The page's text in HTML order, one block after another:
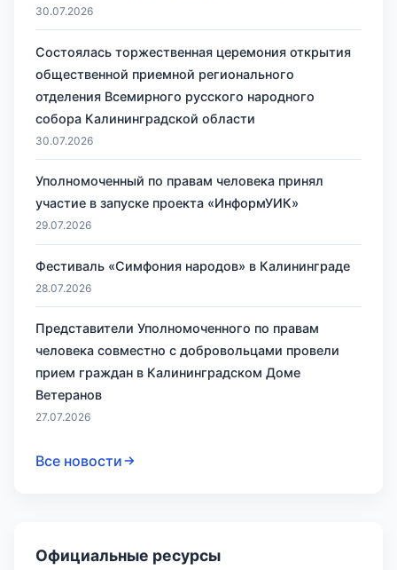
30.07.2026
Состоялась торжественная церемония открытия
общественной приемной регионального
отделения Всемирного русского народного
собора Калининградской области
30.07.2026
Уполномоченный по правам человека принял
участие в запуске проекта «ИнформУИК»
29.07.2026
Фестиваль «Симфония народов» в Калининграде
28.07.2026
Представители Уполномоченного по правам
человека совместно с добровольцами провели
прием граждан в Калининградском Доме
Ветеранов
27.07.2026
Все новости
Официальные ресурсы